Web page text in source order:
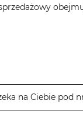
na Ciebie pod